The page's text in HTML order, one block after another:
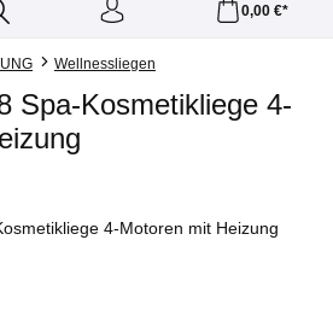
0,00 €*
Wellnessliegen
Spa-Kosmetikliege 4-